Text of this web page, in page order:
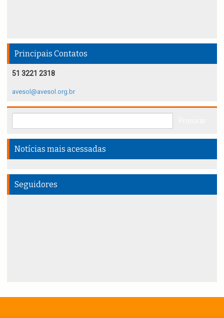
Principais Contatos
51 3221 2318
avesol@avesol.org.br
Notícias mais acessadas
Seguidores